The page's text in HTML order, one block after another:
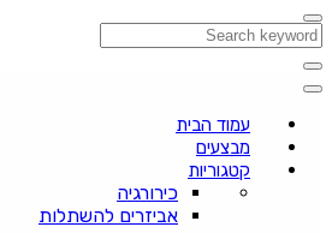
עמוד הבית
מבצעים
קטגוריות
כירורגיה
אביזרים להשתלות